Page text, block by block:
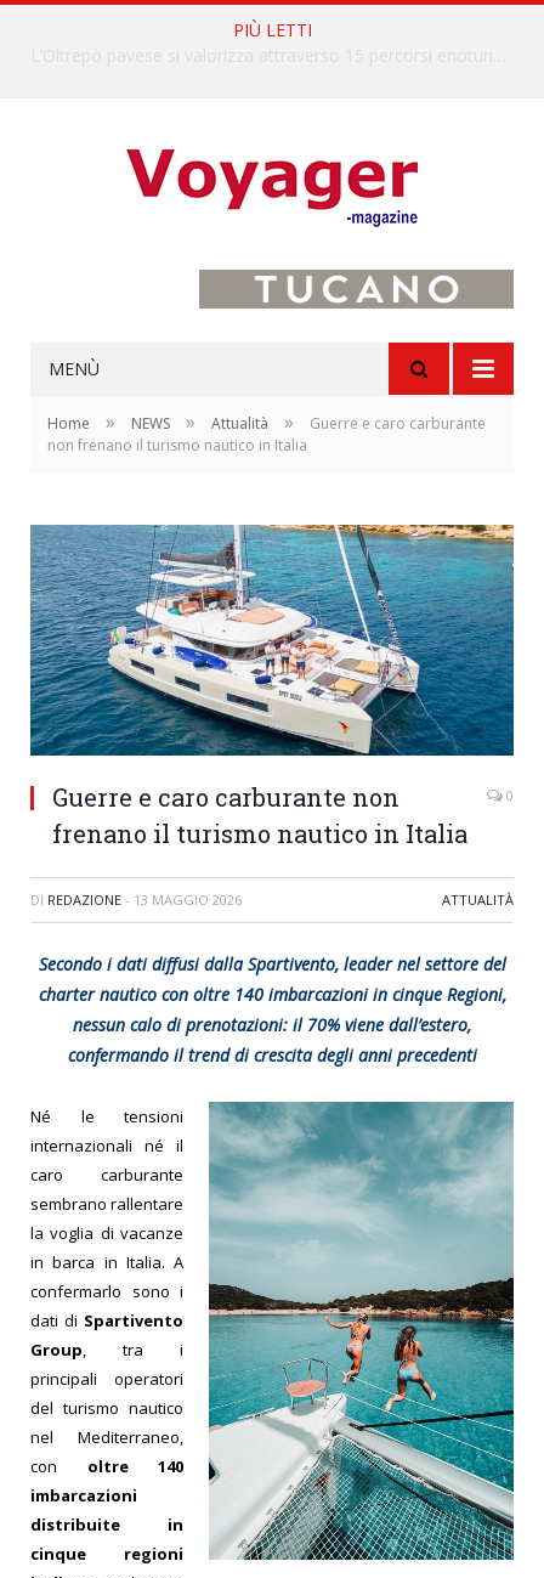
PIÙ LETTI
MENÙ
Home » NEWS » Attualità »
Guerre e caro carburante
non frenano il turismo nautico in Italia
Guerre e caro carburante non
frenano il turismo nautico in Italia
0
DI REDAZIONE - 13 MAGGIO 2026 ATTUALITÀ
Secondo i dati diffusi dalla Spartivento, leader nel settore del
charter nautico con oltre 140 imbarcazioni in cinque Regioni,
nessun calo di prenotazioni: il 70% viene dall’estero,
confermando il trend di crescita degli anni precedenti
Né le tensioni
internazionali né il
caro carburante
sembrano rallentare
la voglia di vacanze
in barca in Italia. A
confermarlo sono i
dati di Spartivento
Group, tra i
principali operatori
del turismo nautico
nel Mediterraneo,
con oltre 140
imbarcazioni
distribuite in
cinque regioni